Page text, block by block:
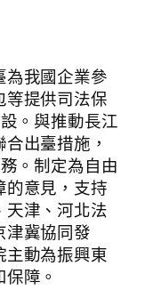
我國企業參
提供司法保
。與推動長江
出臺措施，
。制定為自由
的意見，支持
天津、河北法
津冀協同發
動為振興東
障。